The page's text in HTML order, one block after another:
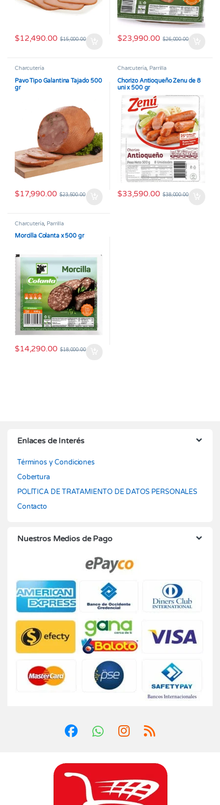
$12,490.00 $15,000.00 $23,990.00 $26,000.00
Charcutería
Pavo Tipo Galantina Tajado 500
gr
$17,990.00 $23,500.00
Charcutería, Parrilla
Chorizo Antioqueño Zenu de 8
uni x 500 gr
$33,590.00 $38,000.00
Charcutería, Parrilla
Morcilla Colanta x 500 gr
$14,290.00 $18,000.00
Enlaces de Interés
Términos y Condiciones
Cobertura
POLÍTICA DE TRATAMIENTO DE DATOS PERSONALES
Contacto
Nuestros Medios de Pago